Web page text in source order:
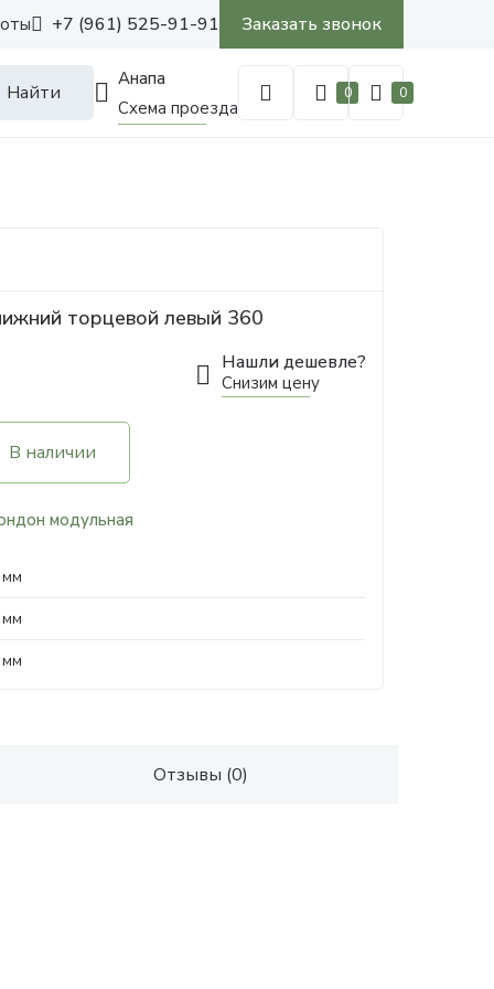
+7 (961) 525-91-91 Заказать звонок
Найти
Анапа
Схема проезда
0 0
торцевой левый 360
Нашли дешевле?
Снизим цену
В наличии
модульная
Отзывы (0)